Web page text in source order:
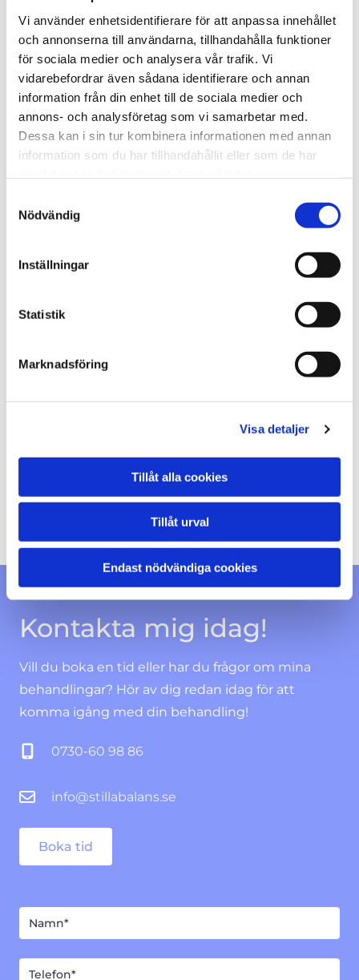
Vi använder enhetsidentifierare för att anpassa innehållet
och annonserna till användarna, tillhandahålla funktioner
för sociala medier och analysera vår trafik. Vi
vidarebefordrar även sådana identifierare och annan
information från din enhet till de sociala medier och
annons- och analysföretag som vi samarbetar med.
Dessa kan i sin tur kombinera informationen med annan
information som du har tillhandahållit eller som de har
Nödvändig
Inställningar
Statistik
Marknadsföring
Visa detaljer
Tillåt alla cookies
Tillåt urval
Endast nödvändiga cookies
mig själv. För några år sedan hamnade jag i en
utmattningsdepression och bland annat med
hjälp av yogan fick jag min kraft tillbaka.
Mitt syfte och mål
Mitt syfte och mål med alla mina behandlingar
genom återhämtning, stillhet och att ge kroppen
samhälle och att alltid vara uppkopplad ger oss
inte den vila vi behöver, det behöver vi hjälp med.
Kontakta mig idag!
Vill du boka en tid eller har du frågor om mina
behandlingar? Hör av dig redan idag för att
komma igång med din behandling!
0730-60 98 86
info@stillabalans.se
Boka tid